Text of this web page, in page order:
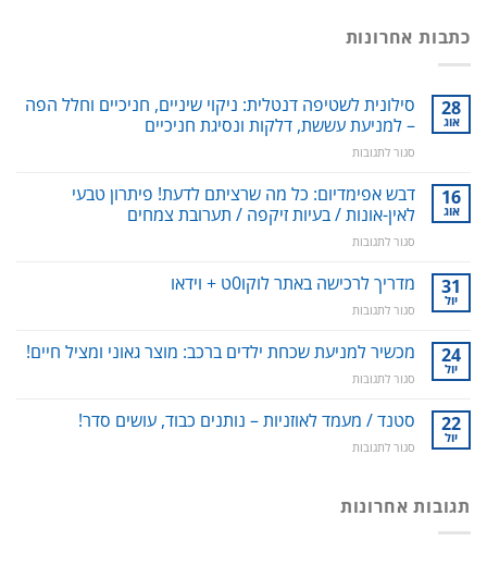
כתבות אחרונות
28
אוג
סילונית לשטיפה דנטלית: ניקוי שיניים, חניכיים וחלל הפה
– למניעת עששת, דלקות ונסיגת חניכיים
סגור לתגובותעל
לשטיפה
דנטלית:
ניקוי
שיניים,
וחלל
–
עששת,
דלקות
16
אוג
דבש אפימדיום: כל מה שרציתם לדעת! פיתרון טבעי
לאין-אונות / בעיות זיקפה / תערובת צמחים
סגור לתגובותעל
אפימדיום:
כל
מה
לדעת!
טבעי
/
בעיות
תערובת
צמחים
31
יול
מדריך לרכישה באתר לוקו0ט + וידאו
סגור לתגובותעל
לרכישה
באתר
וידאו
24
יול
מכשיר למניעת שכחת ילדים ברכב: מוצר גאוני ומציל חיים!
סגור לתגובותעל
למניעת
שכחת
ילדים
גאוני
22
יול
סטנד / מעמד לאוזניות – נותנים כבוד, עושים סדר!
סגור לתגובותעל
מעמדתגובות אחרונות